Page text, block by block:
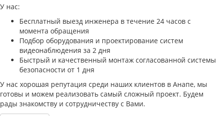
У нас:
Бесплатный выезд инженера в течение 24 часов с
момента обращения
Подбор оборудования и проектирование систем
видеонаблюдения за 2 дня
Быстрый и качественный монтаж согласованной системы
безопасности от 1 дня
У нас хорошая репутация среди наших клиентов в Анапе, мы
готовы и можем реализовать самый сложный проект. Будем
рады знакомству и сотрудничеству с Вами.